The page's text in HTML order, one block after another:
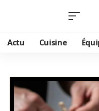
Actu Cuisine